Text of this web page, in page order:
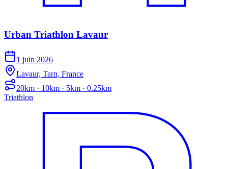
Urban Triathlon Lavaur
1 juin 2026
Lavaur, Tarn, France
20km · 10km · 5km · 0.25km
Triathlon